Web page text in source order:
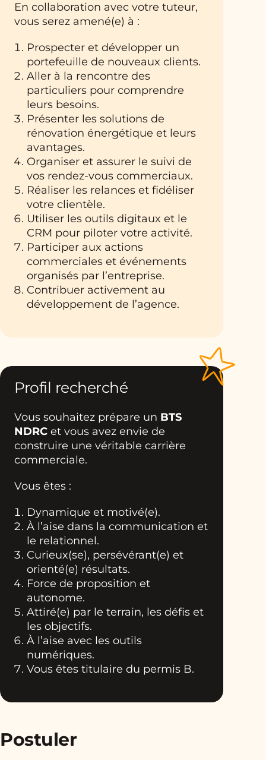
En collaboration avec votre tuteur,
vous serez amené(e) à :
Prospecter et développer un
portefeuille de nouveaux clients.
Aller à la rencontre des
particuliers pour comprendre
leurs besoins.
Présenter les solutions de
rénovation énergétique et leurs
avantages.
Organiser et assurer le suivi de
vos rendez-vous commerciaux.
Réaliser les relances et fidéliser
votre clientèle.
Utiliser les outils digitaux et le
CRM pour piloter votre activité.
Participer aux actions
commerciales et événements
organisés par l’entreprise.
Contribuer activement au
développement de l’agence.
Profil recherché
Vous souhaitez prépare un BTS
NDRC et vous avez envie de
construire une véritable carrière
commerciale.
Vous êtes :
Dynamique et motivé(e).
À l’aise dans la communication et
le relationnel.
Curieux(se), persévérant(e) et
orienté(e) résultats.
Force de proposition et
autonome.
Attiré(e) par le terrain, les défis et
les objectifs.
À l’aise avec les outils
numériques.
Vous êtes titulaire du permis B.
Postuler